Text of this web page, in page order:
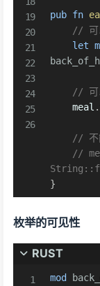
pub fn
// 可
let
// 可
    meal
.
// 不
//
}
枚举的可见性
RUST
mod